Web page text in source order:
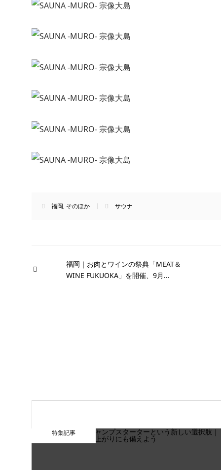
福岡, そのほか サウナ
福岡｜お肉とワインの祭典「MEAT＆
WINE FUKUOKA」を開催、9月...
特集記事